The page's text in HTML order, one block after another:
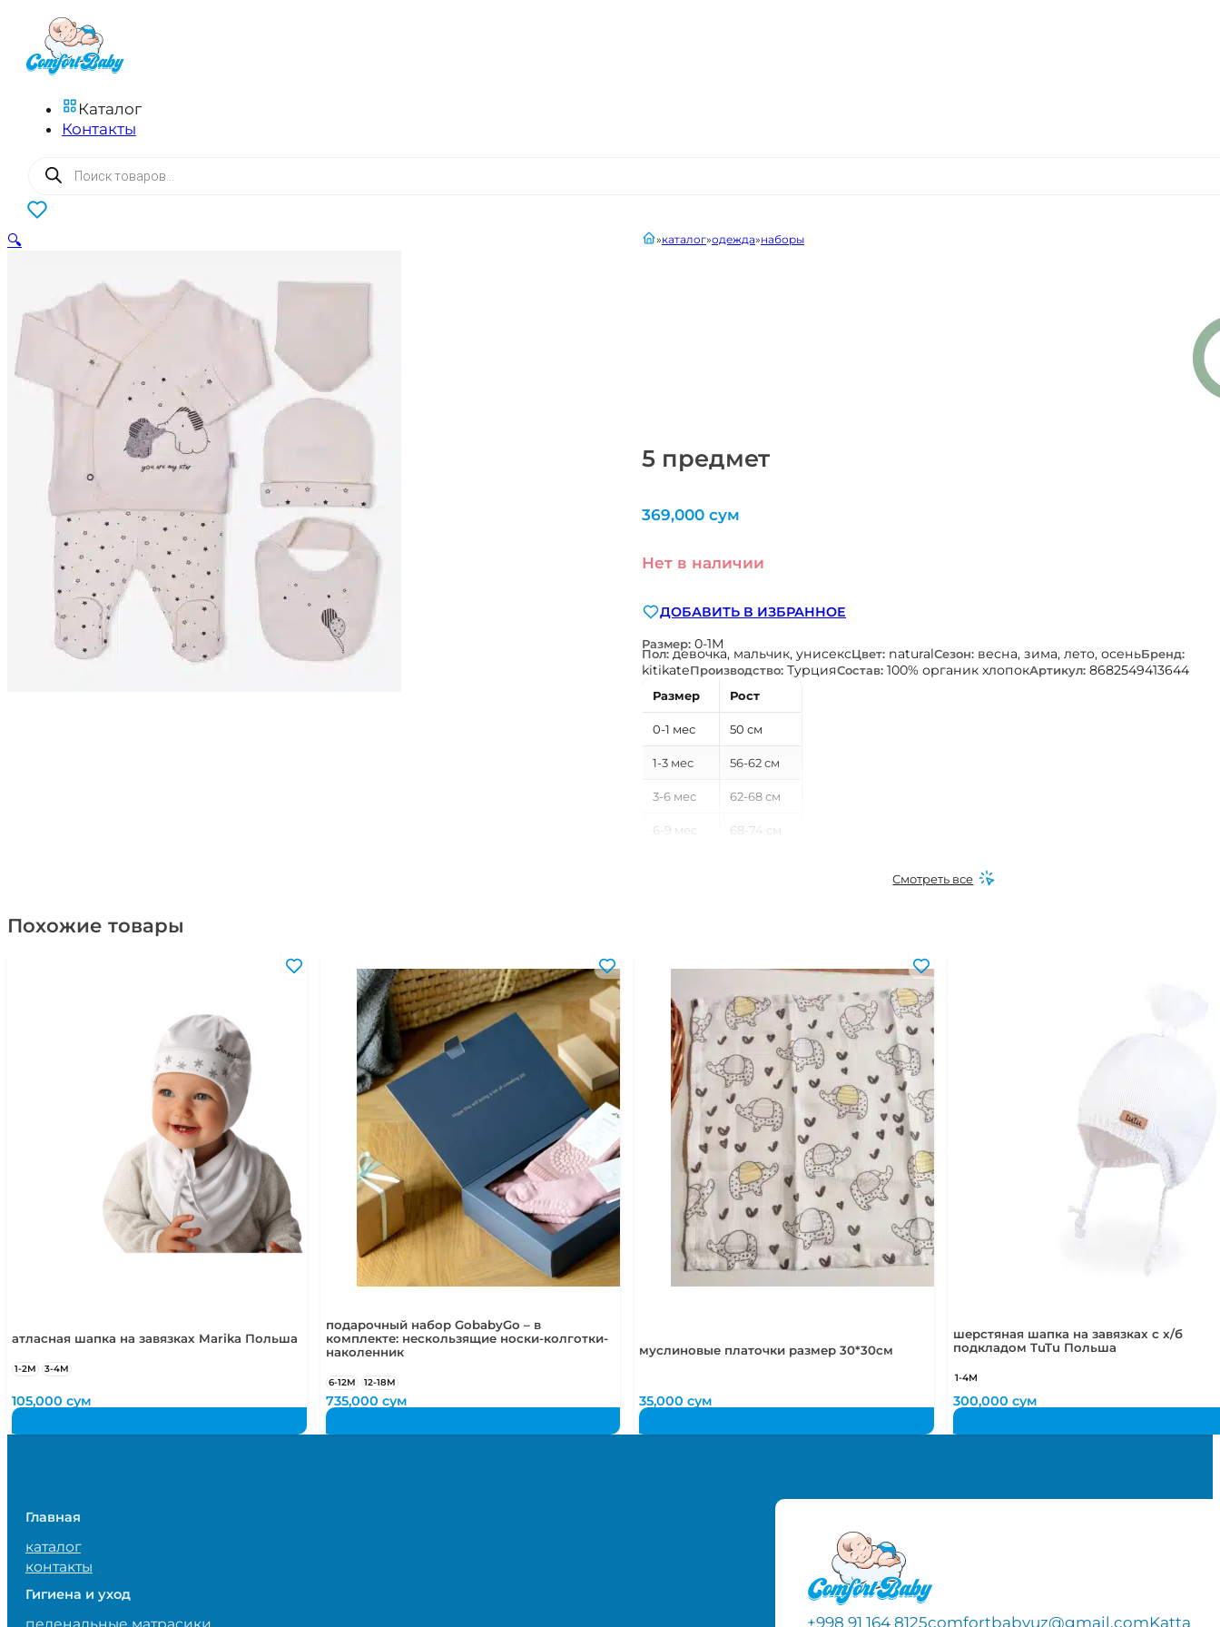
Каталог
Контакты
Поиск
товаров
0
5 предмет
главнаякаталог одежда наборы
369,000 сум
Нет в наличии
ДОБАВИТЬ В ИЗБРАННОЕ
Размер: 0-1М
Пол:девочка, мальчик, унисексЦвет: naturalСезон: весна, зима, лето, осеньБренд:
kitikateПроизводство: ТурцияСостав: 100% органик хлопокАртикул: 8682549413644
Размер Рост
0-1 мес 50 см
1-3 мес 56-62 см
3-6 мес 62-68 см
6-9 мес 68-74 см
3-4 года 98-104 см
4-5 лет 104-110 см
5-6 лет 110-116 см
Смотреть все
🔍
Похожие товары
атласная шапка на завязках Marika Польша
1-2М 3-4М
105,000сум
подарочный набор GobabyGo – в
комплекте: нескользящие носки-колготки-
наколенник
6-12М 12-18М
735,000 сум
муслиновые платочки размер 30*30см
35,000сум
шерстяная шапка на завязках с х/б
подкладом TuTu Польша
1-4М
300,000 сум
Главная
каталог
контакты
Гигиена и уход
+998 91 164 8125comfortbabyuz@gmail.comKatta